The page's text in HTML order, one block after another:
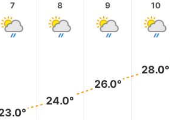
7 8
24.0°
9
26.0°
10
28.0°